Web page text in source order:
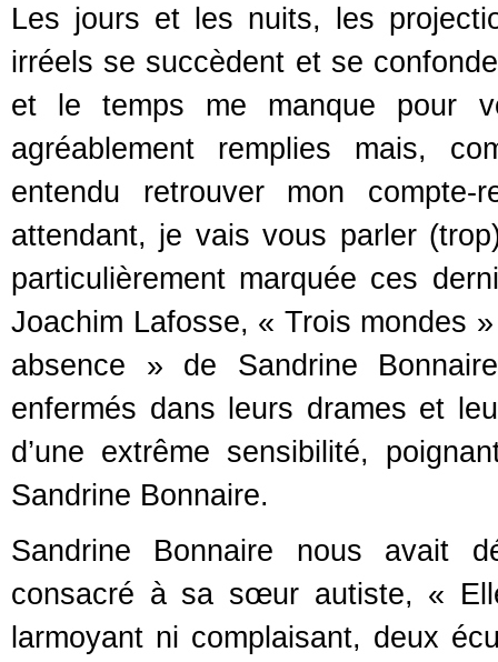
Les jours et les nuits, les
irréels se succèdent et se
et le temps me manque pour
agréablement remplies mais,
entendu retrouver mon
attendant, je vais vous parler
particulièrement marquée ces
Joachim Lafosse, « Trois mondes
absence » de Sandrine
enfermés dans leurs drames et
d’une extrême sensibilité,
Sandrine Bonnaire.
Sandrine Bonnaire nous avait
consacré à sa sœur autiste, «
larmoyant ni complaisant, deux